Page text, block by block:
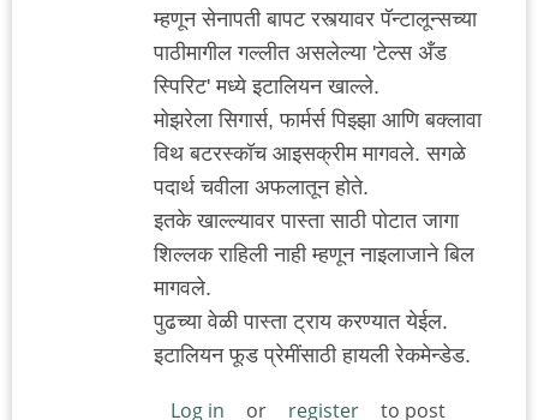
म्हणून सेनापती बापट रस्त्यावर पॅन्टालून्सच्या
पाठीमागील गल्लीत असलेल्या 'टेल्स अँड
स्पिरिट' मध्ये इटालियन खाल्ले.
मोझरेला सिगार्स, फार्मर्स पिझ्झा आणि बक्लावा
विथ बटरस्कॉच आइसक्रीम मागवले. सगळे
पदार्थ चवीला अफलातून होते.
इतके खाल्ल्यावर पास्ता साठी पोटात जागा
शिल्लक राहिली नाही म्हणून नाइलाजाने बिल
मागवले.
पुढच्या वेळी पास्ता ट्राय करण्यात येईल.
इटालियन फूड प्रेमींसाठी हायली रेकमेन्डेड.
Log in or register to post